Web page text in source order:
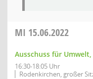
MI 15.06.2022
Ausschuss für
16:30-18:05 Uhr
Rodenkirchen, großer